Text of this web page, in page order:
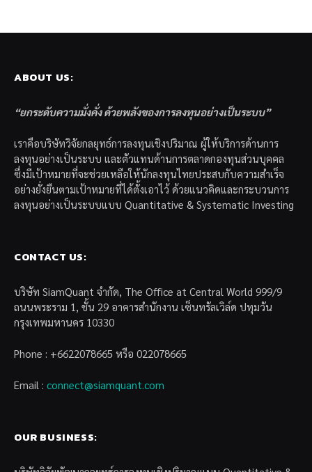
ABOUT US:
“ยกระดับความมั่งคั่ง ด้วยพลังของการลงทุนอย่างเป็นระบบ”
เราคือบริษัทวิจัยกลยุทธ์การลงทุนเชิงปริมาณ ผู้ให้บริการด้านการ
ลงทุนอย่างเป็นระบบ และตัวแทนด้านการตลาดกองทุนส่วนบุคคล
ซึ่งมีเป้าหมายที่จะช่วยเหลือให้นักลงทุนไทยประสบกับความสำเร็จ
อย่างยั่งยืนตามเป้าหมายที่ได้ตั้งเอาไว้ ด้วยแนวคิดและกระบวนการ
ลงทุนอย่างเป็นระบบแบบ Quantitative & Systematic Investing
CONTACT US:
บริษัท SiamQuant จำกัด, The Office at Central World 999/9
ถนนพระราม 1, ชั้น 29 อาคารสำนักงาน เซ็นทรัลเวิล์ด ปทุมวัน
กรุงเทพมหานคร 10330
Phone : +6622078665 หรือ 022078665
Email : connect@siamquant.com
OUR BUSINESS: